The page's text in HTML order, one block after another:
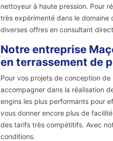
nettoyeur à haute pression. Pour
très expérimenté dans le domaine
diverses offres en consultant
Notre entreprise
en terrassement de
Pour vos projets de conception
accompagner dans la réalisation
engins les plus performants pour
vous donner encore plus de
des tarifs très compétitifs. Avec
conditions.